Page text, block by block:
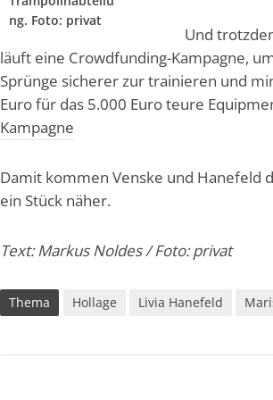
ng. Foto: privat
Und
läuft eine Crowdfunding-Kampagne,
Sprünge sicherer zur trainieren und
Euro für das 5.000 Euro teure
Kampagne
Damit kommen Venske und Hanefeld
ein Stück näher.
Text: Markus Noldes / Foto: privat
Thema Hollage Livia Hanefeld